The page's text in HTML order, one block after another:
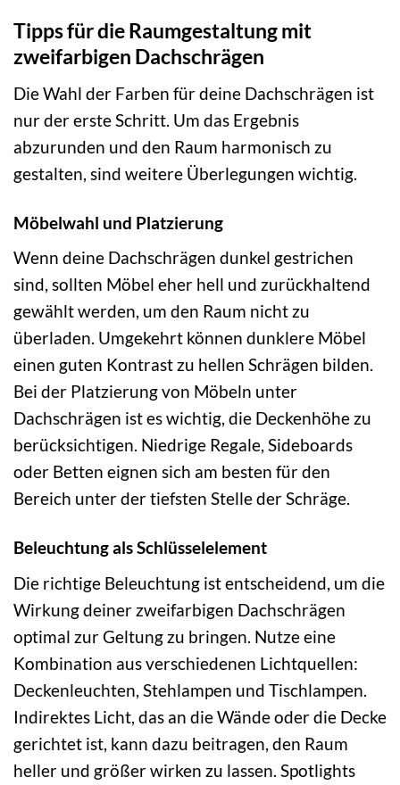
Tipps für die Raumgestaltung mit
zweifarbigen Dachschrägen
Die Wahl der Farben für deine Dachschrägen ist
nur der erste Schritt. Um das Ergebnis
abzurunden und den Raum harmonisch zu
gestalten, sind weitere Überlegungen wichtig.
Möbelwahl und Platzierung
Wenn deine Dachschrägen dunkel gestrichen
sind, sollten Möbel eher hell und zurückhaltend
gewählt werden, um den Raum nicht zu
überladen. Umgekehrt können dunklere Möbel
einen guten Kontrast zu hellen Schrägen bilden.
Bei der Platzierung von Möbeln unter
Dachschrägen ist es wichtig, die Deckenhöhe zu
berücksichtigen. Niedrige Regale, Sideboards
oder Betten eignen sich am besten für den
Bereich unter der tiefsten Stelle der Schräge.
Beleuchtung als Schlüsselelement
Die richtige Beleuchtung ist entscheidend, um die
Wirkung deiner zweifarbigen Dachschrägen
optimal zur Geltung zu bringen. Nutze eine
Kombination aus verschiedenen Lichtquellen:
Deckenleuchten, Stehlampen und Tischlampen.
Indirektes Licht, das an die Wände oder die Decke
gerichtet ist, kann dazu beitragen, den Raum
heller und größer wirken zu lassen. Spotlights